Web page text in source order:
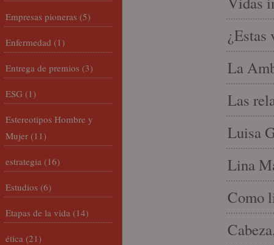
¿Estas
La
Las
Luisa
Lina
Como
Empresas pioneras (5)
Enfermedad (1)
Entrega de premios (3)
ESG (1)
Estereotipos Hombre y
Mujer (11)
estrategia (16)
Estudios (6)
Etapas de la vida (14)
ética (21)